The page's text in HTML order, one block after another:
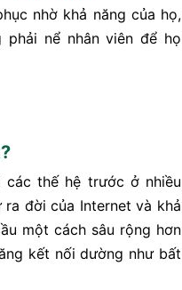
nhờ khả năng của họ,
nể nhân viên để họ
thế hệ trước ở nhiều
đời của Internet và khả
một cách sâu rộng hơn
kết nối dường như bất